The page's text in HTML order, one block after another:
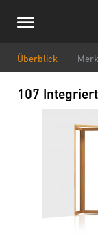
zum
Inhalt
Überblick
107
Stellen Sie
Telefonnummer